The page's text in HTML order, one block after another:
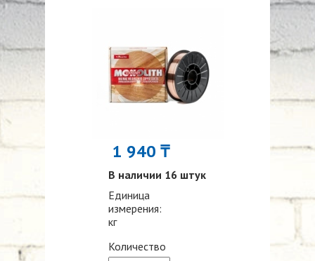
1 940 ₸
В наличии 16 штук
Единица
измерения:
кг
Количество